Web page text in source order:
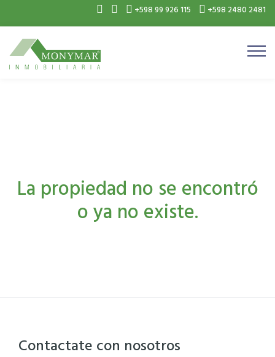
+598 99 926 115 +598 2480 2481
La propiedad no se encontró
o ya no existe.
Contactate con nosotros